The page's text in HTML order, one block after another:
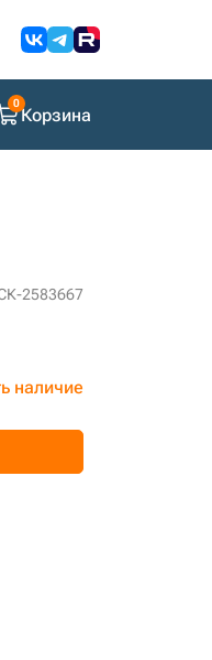
Корзина
2583667
наличие